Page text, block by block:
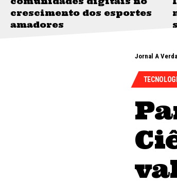
crescimento dos esportes
amadores
Jornal A